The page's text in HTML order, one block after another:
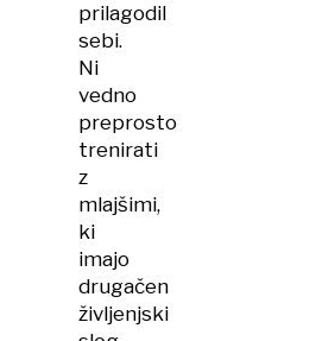
prilagodil
sebi.
Ni
vedno
preprosto
trenirati
z
mlajšimi,
ki
imajo
drugačen
življenjski